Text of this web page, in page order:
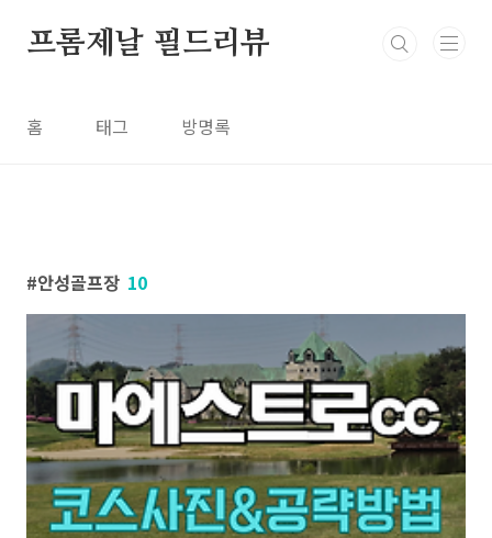
프롬제날 필드리뷰
홈 태그 방명록
안성골프장 10